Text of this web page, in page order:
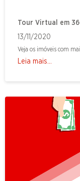
Tour Virtual em
13/11/2020
Veja os imóveis com
Leia mais...